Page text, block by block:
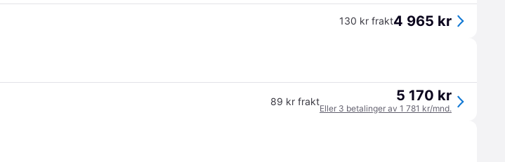
130 kr frakt4 965 kr
89 kr frakt 5 170 kr
Eller 3 betalinger av 1 781 kr/mnd.